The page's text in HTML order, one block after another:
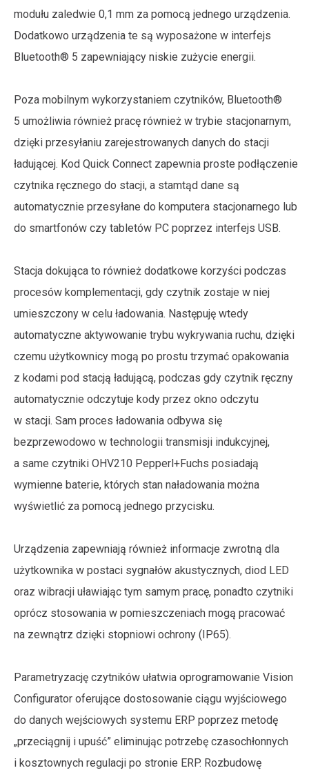
modułu zaledwie 0,1 mm za pomocą jednego urządzenia.
Dodatkowo urządzenia te są wyposażone w interfejs
Bluetooth® 5 zapewniający niskie zużycie energii.
Poza mobilnym wykorzystaniem czytników, Bluetooth®
5 umożliwia również pracę również w trybie stacjonarnym,
dzięki przesyłaniu zarejestrowanych danych do stacji
ładującej. Kod Quick Connect zapewnia proste podłączenie
czytnika ręcznego do stacji, a stamtąd dane są
automatycznie przesyłane do komputera stacjonarnego lub
do smartfonów czy tabletów PC poprzez interfejs USB.
Stacja dokująca to również dodatkowe korzyści podczas
procesów komplementacji, gdy czytnik zostaje w niej
umieszczony w celu ładowania. Następuję wtedy
automatyczne aktywowanie trybu wykrywania ruchu, dzięki
czemu użytkownicy mogą po prostu trzymać opakowania
z kodami pod stacją ładującą, podczas gdy czytnik ręczny
automatycznie odczytuje kody przez okno odczytu
w stacji. Sam proces ładowania odbywa się
bezprzewodowo w technologii transmisji indukcyjnej,
a same czytniki OHV210 Pepperl+Fuchs posiadają
wymienne baterie, których stan naładowania można
wyświetlić za pomocą jednego przycisku.
Urządzenia zapewniają również informacje zwrotną dla
użytkownika w postaci sygnałów akustycznych, diod LED
oraz wibracji uławiając tym samym pracę, ponadto czytniki
oprócz stosowania w pomieszczeniach mogą pracować
na zewnątrz dzięki stopniowi ochrony (IP65).
Parametryzację czytników ułatwia oprogramowanie Vision
Configurator oferujące dostosowanie ciągu wyjściowego
do danych wejściowych systemu ERP poprzez metodę
„przeciągnij i upuść” eliminując potrzebę czasochłonnych
i kosztownych regulacji po stronie ERP. Rozbudowę